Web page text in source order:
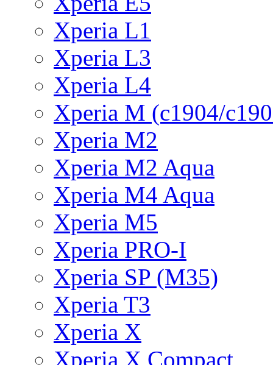
Xperia L1
Xperia L3
Xperia L4
Xperia M (c1904/
Xperia M2
Xperia M2 Aqua
Xperia M4 Aqua
Xperia M5
Xperia PRO-I
Xperia SP (M35)
Xperia T3
Xperia X
Xperia X Compact